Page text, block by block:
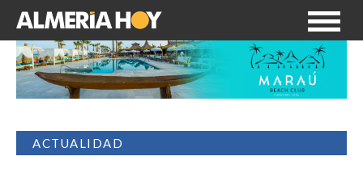
ACTUALIDAD